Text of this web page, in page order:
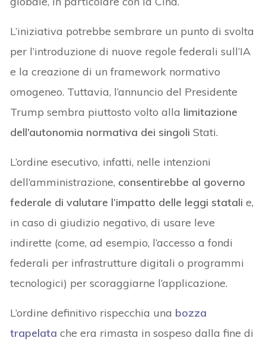
L’iniziativa potrebbe sembrare un punto di svolta
per l’introduzione di nuove regole federali sull’IA
e la creazione di un framework normativo
omogeneo. Tuttavia, l’annuncio del Presidente
Trump sembra piuttosto volto alla limitazione
dell’autonomia normativa dei singoli Stati.
L’ordine esecutivo, infatti, nelle intenzioni
dell’amministrazione, consentirebbe al governo
federale di valutare l’impatto delle leggi statalie,
in caso di giudizio negativo, di usare leve
indirette (come, ad esempio, l’accesso a fondi
federali per infrastrutture digitali o programmi
tecnologici) per scoraggiarne l’applicazione.
L’ordine definitivo rispecchia una bozza
trapelata che era rimasta in sospeso dalla fine di